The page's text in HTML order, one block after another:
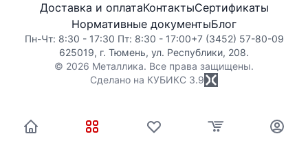
Доставка и оплатаКонтактыСертификаты
Нормативные документыБлог
Пн-Чт: 8:30 - 17:30 Пт: 8:30 - 17:00+7 (3452) 57-80-09
625019, г. Тюмень, ул. Республики, 208.
© 2026 Металлика. Все права защищены.
Сделано на КУБИКС 3.9